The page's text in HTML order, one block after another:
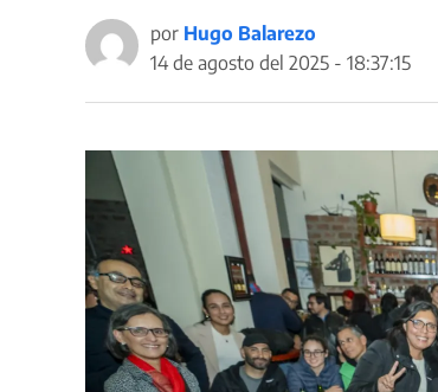
por Hugo Balarezo
14 de agosto del 2025 - 18:37:15